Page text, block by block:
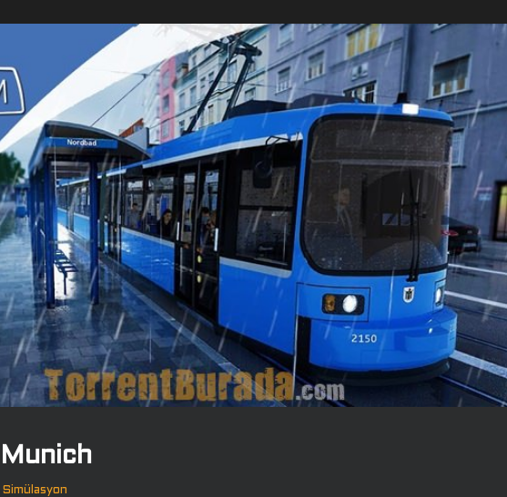
Munich
Simülasyon